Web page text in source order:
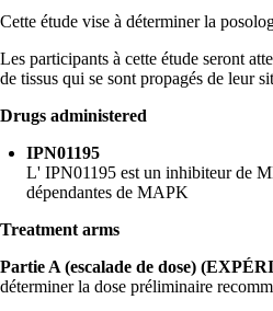
Cette étude vise à déterminer la
Les participants à cette étude seront
de tissus qui se sont propagés de leur
Drugs administered
IPN01195
L' IPN01195 est un inhibiteur de
dépendantes de MAPK
Treatment arms
Partie A (escalade de dose)
déterminer la dose préliminaire